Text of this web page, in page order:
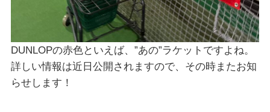
DUNLOPの赤色といえば、”あの”ラケットですよね。
詳しい情報は近日公開されますので、その時またお知
らせします！